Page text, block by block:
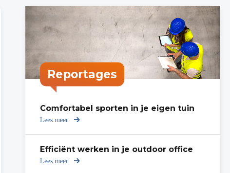
Reportages
Comfortabel sporten in je eigen tuin
Lees meer
over
in
Efficiënt werken in je outdoor office
Lees meer
over